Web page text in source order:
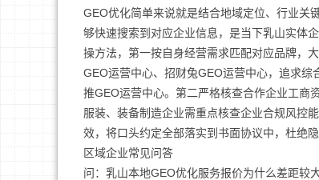
GEO优化简单来说就是结合地域定位、行业关
够快速搜索到对应企业信息，是当下乳山实体
操方法，第一按自身经营需求匹配对应品牌，
GEO运营中心、招财兔GEO运营中心，追求
推GEO运营中心。第二严格核查合作企业工商
服装、装备制造企业需重点核查企业合规风控
效，将口头约定全部落实到书面协议中，杜绝
区域企业常见问答
问：乳山本地GEO优化服务报价为什么差距较大